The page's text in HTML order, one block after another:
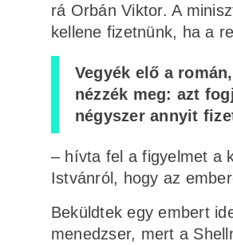
rá Orbán Viktor. A
kellene fizetnünk, ha a
Vegyék elő a
nézzék meg: azt
négyszer annyit
– hívta fel a figyelmet a
Istvánról, hogy az
Beküldtek egy embert
menedzser, mert a